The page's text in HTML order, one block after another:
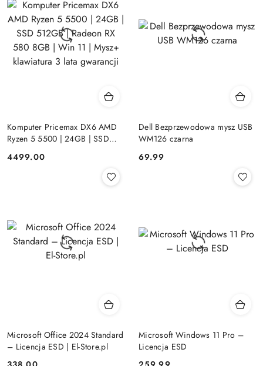
Komputer Pricemax DX6 AMD
Ryzen 5 5500 | 24GB | SSD
Win 11 | Mysz+ klawiatura 3 lata
Cena:
4499.00
Dell Bezprzewodowa mysz USB
WM126 czarna
Cena:
69.99
Microsoft Office 2024 Standard
– Licencja ESD | El-Store.pl
Microsoft Windows 11 Pro –
Licencja ESD